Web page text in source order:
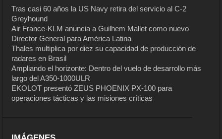
Tras casi 60 años la US Navy retira del servicio al C-2
Greyhound
Air France-KLM anuncia a Guilhem Mallet como nuevo
Director General para América Latina
Thales multiplica por diez su capacidad de producción de
radares en Brasil
Ampliando el horizonte: Dentro del vuelo de desarrollo más
largo del A350-1000ULR
EKOLOT presentó ZEUS PHOENIX PX-100 para
operaciones tácticas y las misiones críticas